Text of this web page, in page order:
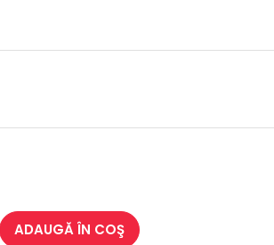
ADAUGĂ ÎN COŞ